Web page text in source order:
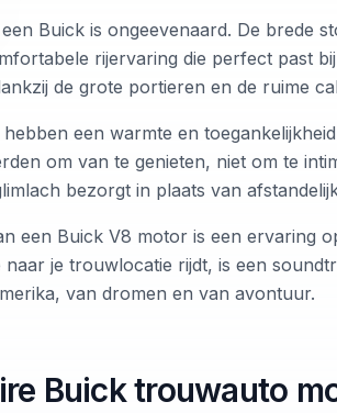
Buick is ongeevenaard. De brede
rijervaring die perfect past
de grote portieren en de ruime
een warmte en
om van te genieten, niet om te
bezorgt in plaats van
een Buick V8 motor is een ervaring
naar je trouwlocatie rijdt, is een
van dromen en van avontuur.
Buick trouwauto